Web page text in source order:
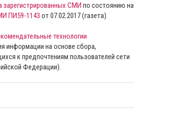
зарегистрированных СМИ по состоянию на
ПИ59-1143 от 07.02.2017 (газета)
технологии
информации на основе сбора,
к предпочтениям пользователей сети
Федерации).